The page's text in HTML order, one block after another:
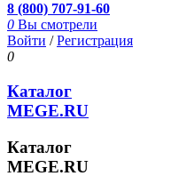
8 (800) 707-91-60
0 Вы смотрели
Войти /Регистрация
0
Каталог
MEGE.RU
Каталог
MEGE.RU